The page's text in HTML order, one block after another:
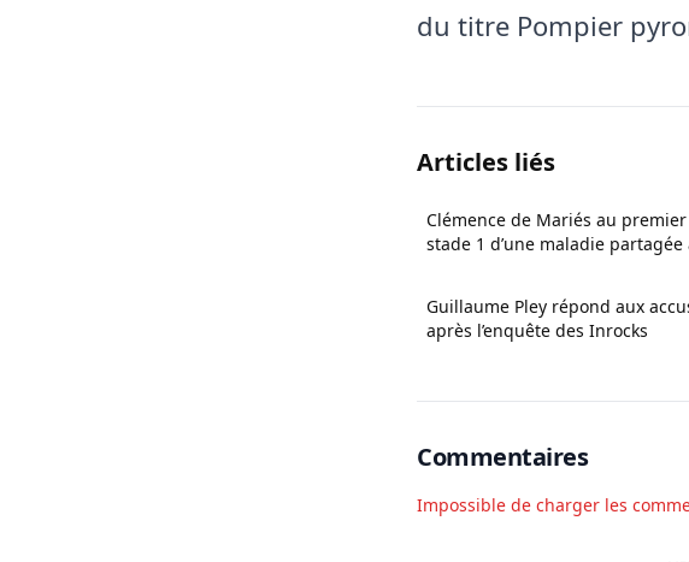
du titre Pompier
Articles liés
Clémence de Mariés au
stade 1 d’une maladie partagée
Guillaume Pley répond aux
après l’enquête des Inrocks
Commentaires
Impossible de charger les